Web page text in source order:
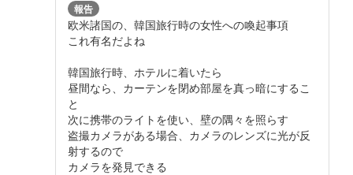
報告
欧米諸国の、韓国旅行時の女性への喚起事項
これ有名だよね
韓国旅行時、ホテルに着いたら
昼間なら、カーテンを閉め部屋を真っ暗にするこ
と
次に携帯のライトを使い、壁の隅々を照らす
盗撮カメラがある場合、カメラのレンズに光が反
射するので
カメラを発見できる